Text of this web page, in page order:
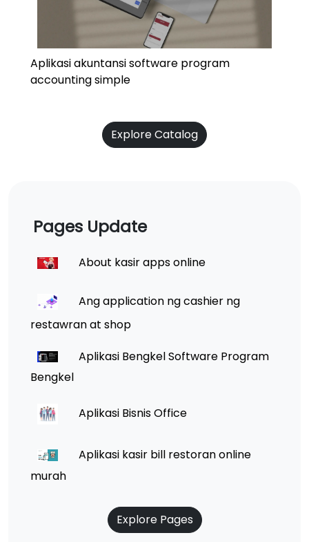
Aplikasi akuntansi software program
accounting simple
Explore Catalog
Pages Update
About kasir apps online
Ang application ng cashier ng
restawran at shop
Aplikasi Bengkel Software Program
Bengkel
Aplikasi Bisnis Office
Aplikasi kasir bill restoran online
murah
Explore Pages